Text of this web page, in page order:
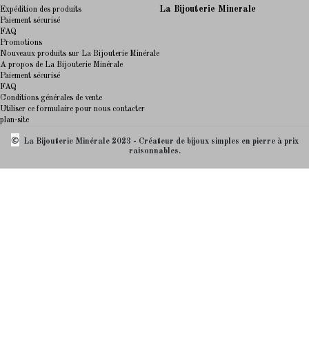
Expédition des produits
Paiement sécurisé
FAQ
Promotions
Nouveaux produits sur La Bijouterie Minérale
La Bijouterie Minerale
A propos de La Bijouterie Minérale
Paiement sécurisé
FAQ
Conditions générales de vente
Utiliser ce formulaire pour nous contacter
plan-site
© La Bijouterie Minérale 2023 - Créateur de bijoux simples en pierre à prix
raisonnables.